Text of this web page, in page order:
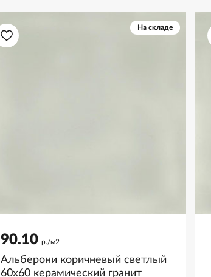
На складе
90.10 р./м2
Альберони коричневый светлый
60x60 керамический гранит